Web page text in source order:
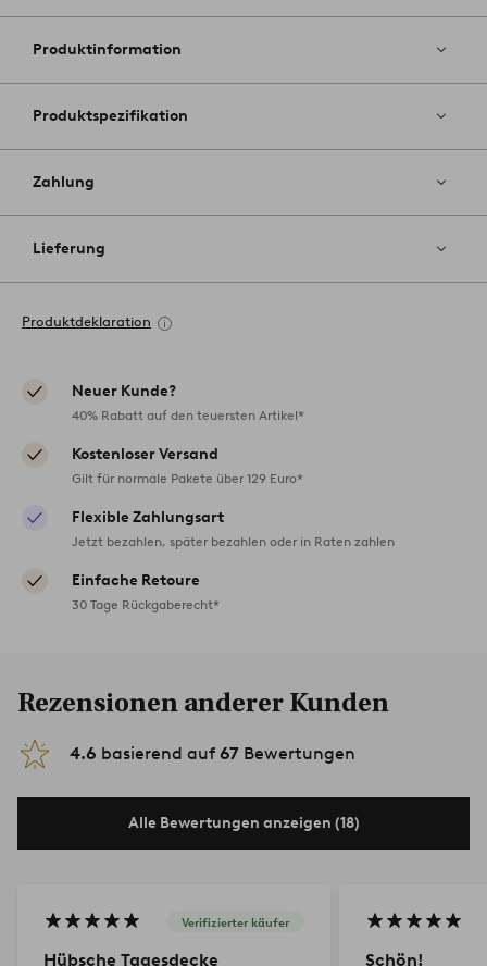
Favoriten
Produktinformation
Produktspezifikation
Zahlung
Lieferung
Produktdeklaration
Neuer Kunde?
40% Rabatt auf den teuersten Artikel*
Kostenloser Versand
Gilt für normale Pakete über 129 Euro*
Flexible Zahlungsart
Jetzt bezahlen, später bezahlen oder in Raten zahlen
Einfache Retoure
30 Tage Rückgaberecht*
Rezensionen anderer Kunden
4.6 basierend auf 67 Bewertungen
Alle Bewertungen anzeigen (18)
Verifizierter käufer
Hübsche Tagesdecke Schön!